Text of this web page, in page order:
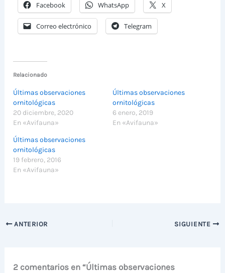
Facebook WhatsApp X
Correo electrónico Telegram
Relacionado
Últimas observaciones
ornitológicas
20 diciembre, 2020
En «Avifauna»
Últimas observaciones
ornitológicas
6 enero, 2019
En «Avifauna»
Últimas observaciones
ornitológicas
19 febrero, 2016
En «Avifauna»
ANTERIOR SIGUIENTE
2 comentarios en “Últimas observaciones